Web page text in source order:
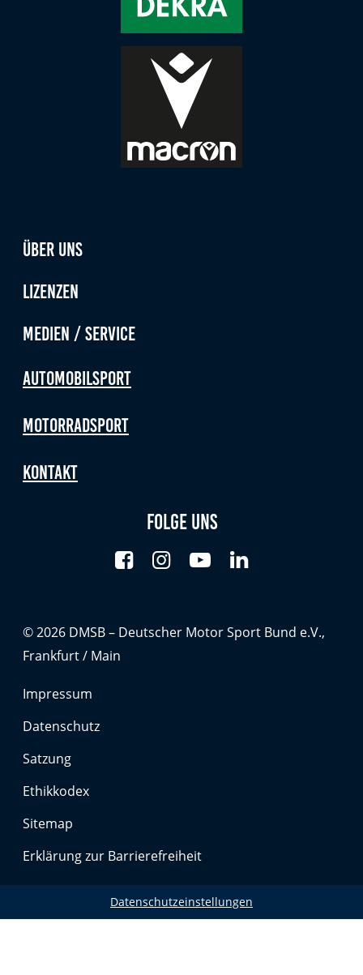
Über uns
Lizenzen
Medien / Service
Automobilsport
Motorradsport
Kontakt
Folge uns
© 2026 DMSB – Deutscher Motor Sport Bund e.V.,
Frankfurt / Main
Impressum
Datenschutz
Satzung
Ethikkodex
Sitemap
Erklärung zur Barrierefreiheit
Datenschutzeinstellungen